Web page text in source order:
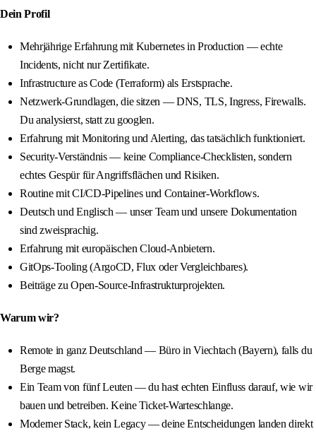
Dein Profil
Mehrjährige Erfahrung mit Kubernetes in Production — echte
Incidents, nicht nur Zertifikate.
Infrastructure as Code (Terraform) als Erstsprache.
Netzwerk-Grundlagen, die sitzen — DNS, TLS, Ingress, Firewalls.
Du analysierst, statt zu googlen.
Erfahrung mit Monitoring und Alerting, das tatsächlich funktioniert.
Security-Verständnis — keine Compliance-Checklisten, sondern
echtes Gespür für Angriffsflächen und Risiken.
Routine mit CI/CD-Pipelines und Container-Workflows.
Deutsch und Englisch — unser Team und unsere Dokumentation
sind zweisprachig.
Erfahrung mit europäischen Cloud-Anbietern.
GitOps-Tooling (ArgoCD, Flux oder Vergleichbares).
Beiträge zu Open-Source-Infrastrukturprojekten.
Warum wir?
Remote in ganz Deutschland — Büro in Viechtach (Bayern), falls du
Berge magst.
Ein Team von fünf Leuten — du hast echten Einfluss darauf, wie wir
bauen und betreiben. Keine Ticket-Warteschlange.
Moderner Stack, kein Legacy — deine Entscheidungen landen direkt